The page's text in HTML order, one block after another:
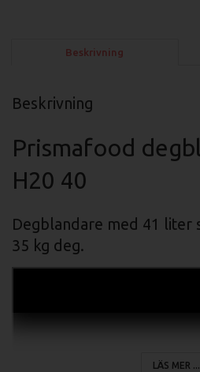
Beskrivning
Beskrivning
Prismafood
H20 40
Degblandare med 41 liter
35 kg deg.
LÄS MER ...